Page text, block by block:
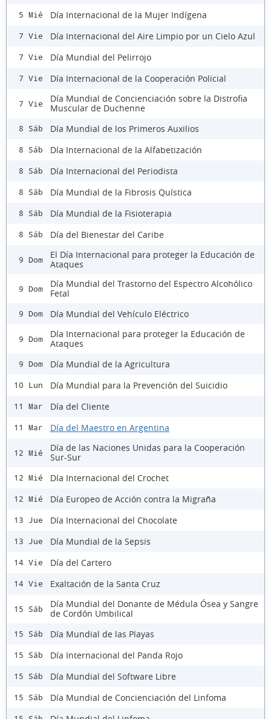
5 Mié Día Internacional de la Mujer Indígena
7 Vie Día Internacional del Aire Limpio por un Cielo Azul
7 Vie Día Mundial del Pelirrojo
7 Vie Día Internacional de la Cooperación Policial
7 Vie
Día Mundial de Concienciación sobre la Distrofia
Muscular de Duchenne
8 Sáb Día Mundial de los Primeros Auxilios
8 Sáb Día Internacional de la Alfabetización
8 Sáb Día Internacional del Periodista
8 Sáb Día Mundial de la Fibrosis Quística
8 Sáb Día Mundial de la Fisioterapia
8 Sáb Día del Bienestar del Caribe
9 Dom
El Día Internacional para proteger la Educación de
Ataques
9 Dom
Día Mundial del Trastorno del Espectro Alcohólico
Fetal
9 Dom Día Mundial del Vehículo Eléctrico
9 Dom
Día Internacional para proteger la Educación de
Ataques
9 Dom Día Mundial de la Agricultura
10 Lun Día Mundial para la Prevención del Suicidio
11 Mar Día del Cliente
11 Mar Día del Maestro en Argentina
12 Mié
Día de las Naciones Unidas para la Cooperación
Sur-Sur
12 Mié Día Internacional del Crochet
12 Mié Día Europeo de Acción contra la Migraña
13 Jue Día Internacional del Chocolate
13 Jue Día Mundial de la Sepsis
14 Vie Día del Cartero
14 Vie Exaltación de la Santa Cruz
15 Sáb
Día Mundial del Donante de Médula Ósea y Sangre
de Cordón Umbilical
15 Sáb Día Mundial de las Playas
15 Sáb Día Internacional del Panda Rojo
15 Sáb Día Mundial del Software Libre
15 Sáb Día Mundial de Concienciación del Linfoma